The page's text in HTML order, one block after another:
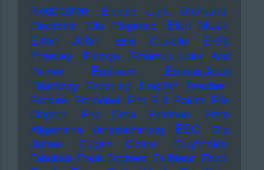
Neubauten
Electric Light Orchestra
Electronic
Ella Fitzgerald Elon Musk
Elton John Elvis Costello
Elvis
Presley
Embryo
Emerson Lake And
Palmer
Eminem
Emma-Jean
Thackray
Engerling English Teacher
Erasure Erdmöbel Eric B & Rakim Eric
Clapton
Eric Drew Feldman
Erste
Allgemeine Verunsicherung
ESC
Etta
James
Eugen Cicero
Eurythmics
Fabulous Freak Brothers Faithless Falco